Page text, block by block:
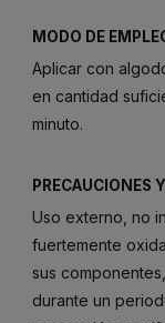
MODO DE
Aplicar con
en cantidad
minuto.
PRECAUCIONES
Uso externo, no
fuertemente
sus
durante un